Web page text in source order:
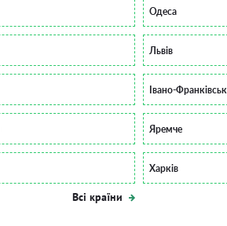
Всі країни
Одеса
Львів
Івано-Франківськ
Яремче
Харків